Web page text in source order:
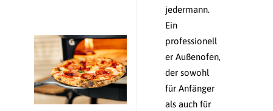
jedermann.
Ein
professionell
er Außenofen,
der sowohl
für Anfänger
als auch für